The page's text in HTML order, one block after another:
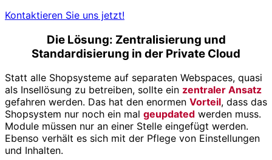
Kontaktieren Sie uns jetzt!
Die Lösung: Zentralisierung und
Standardisierung in der Private Cloud
Statt alle Shopsysteme auf separaten Webspaces, quasi
als Insellösung zu betreiben, sollte ein zentraler Ansatz
gefahren werden. Das hat den enormen Vorteil, dass das
Shopsystem nur noch ein mal geupdated werden muss.
Module müssen nur an einer Stelle eingefügt werden.
Ebenso verhält es sich mit der Pflege von Einstellungen
und Inhalten.